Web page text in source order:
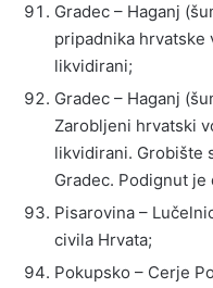
Gradec – Haganj
pripadnika hrvatske
likvidirani;
Gradec – Haganj
Zarobljeni hrvatski
likvidirani. Grobište
Gradec. Podignut je
Pisarovina –
civila Hrvata;
Pokupsko – Cerje